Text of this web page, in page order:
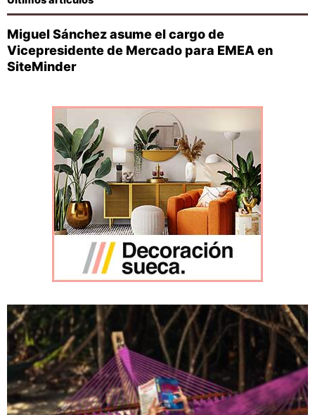
Miguel Sánchez asume el cargo de
Vicepresidente de Mercado para EMEA en
SiteMinder